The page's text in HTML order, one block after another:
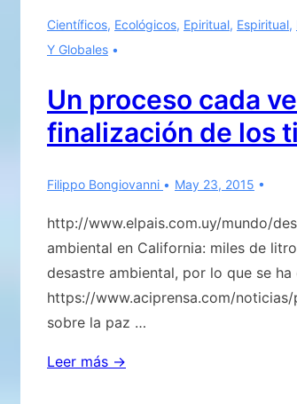
preparar
para
«potencial
guerra
Científicos, Ecológicos, Epiritual, Espiritual,
Y Globales
Un proceso cada
finalización de los
Filippo Bongiovanni May 23, 2015
http://www.elpais.com.uy/mundo/
ambiental en California: miles de
desastre ambiental, por lo que se
https://www.aciprensa.com/
sobre la paz …
Un
Leer más →